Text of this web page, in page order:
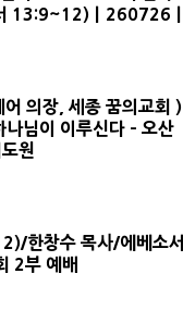
13:9~12)ㅣ260726ㅣ
어 의장, 세종 꿈의교회 )
나님이 이루신다 - 오산
원
창수 목사/에베소서
2부 예배